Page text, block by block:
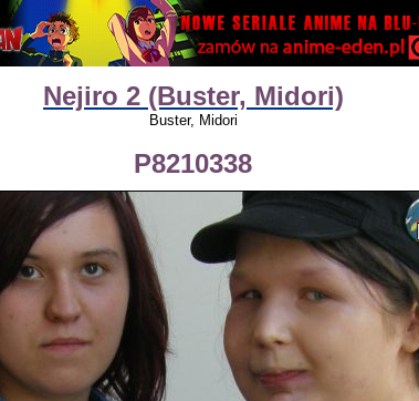
Nejiro 2 (Buster, Midori)
Buster, Midori
P8210338